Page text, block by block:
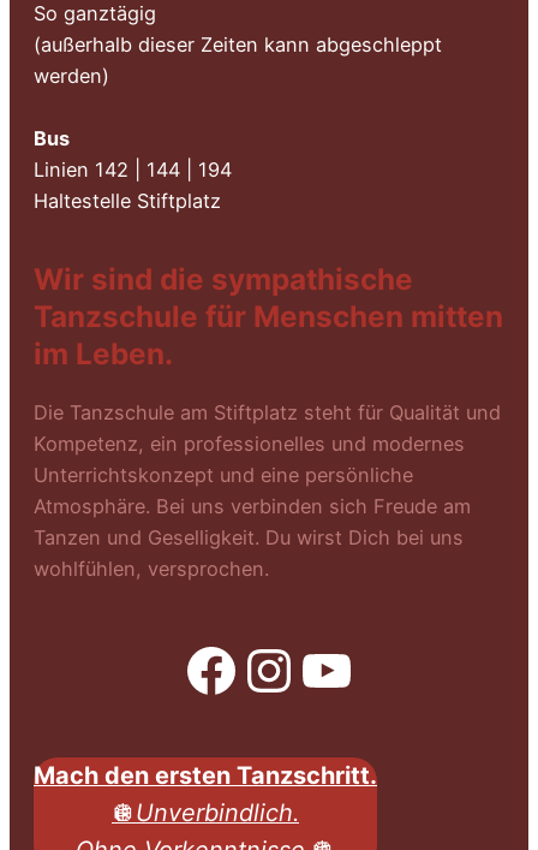
So ganztägig
(außerhalb dieser Zeiten kann abgeschleppt
werden)
Bus
Linien 142 | 144 | 194
Haltestelle Stiftplatz
Wir sind die sympathische
Tanzschule für Menschen mitten
im Leben.
Die Tanzschule am Stiftplatz steht für Qualität und
Kompetenz, ein professionelles und modernes
Unterrichtskonzept und eine persönliche
Atmosphäre. Bei uns verbinden sich Freude am
Tanzen und Geselligkeit. Du wirst Dich bei uns
wohlfühlen, versprochen.
Facebook InstagramYouTube
Mach den ersten Tanzschritt.
🪩Unverbindlich.